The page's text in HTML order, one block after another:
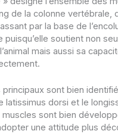
de la colonne vertébrale,
par la base de
puisqu’elle soutient non
mais aussi sa
sont bien
latissimus dorsi et le
sont bien
une attitude plus